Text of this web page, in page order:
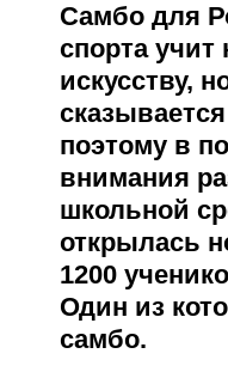
Самбо для
спорта учит
искусству,
поэтому в
внимания
школьной
открылась
1200
Один из
самбо.